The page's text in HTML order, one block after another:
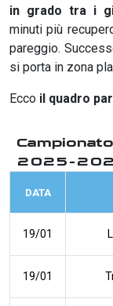
in grado tra i
minuti più
pareggio.
si porta in zona
Ecco il quadro
2025-
DATA
19/01
19/01